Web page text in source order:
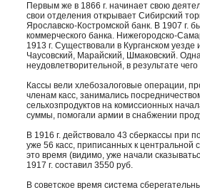
Первым же в 1866 г. начинает свою
свои отделения открывает Сибирский
Ярославско-Костромской банк. В 1907 г.
коммерческого банка. Нижегородско-
1913 г. Существовали в Курганском
Чаусовский, Марайский, Шмаковский.
неудовлетворительной, в результате
Кассы вели хлебозалоговые операции,
членам касс, занимались
сельхозпродуктов на комиссионных
суммы, помогали армии в снабжении
В 1916 г. действовало 43 сберкассы при
уже 56 касс, приписанных к центральной
это время (видимо, уже начали
1917 г. составил 3550 руб.
В советское время система